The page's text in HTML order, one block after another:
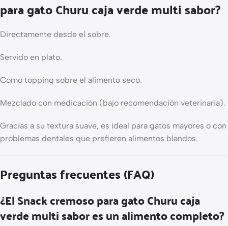
para gato Churu caja verde multi sabor?
Directamente desde el sobre.
Servido en plato.
Como topping sobre el alimento seco.
Mezclado con medicación (bajo recomendación veterinaria).
Gracias a su textura suave, es ideal para gatos mayores o con
problemas dentales que prefieren alimentos blandos.
Preguntas frecuentes (FAQ)
¿El Snack cremoso para gato Churu caja
verde multi sabor es un alimento completo?